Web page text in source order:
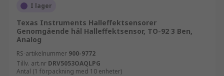
I lager
Texas Instruments Halleffektsensorer
Genomgående hål Halleffektsensor, TO-92 3 Ben,
Analog
RS-artikelnummer 900-9772
Tillv. art.nr DRV5053OAQLPG
Antal (1 förpackning med 10 enheter)